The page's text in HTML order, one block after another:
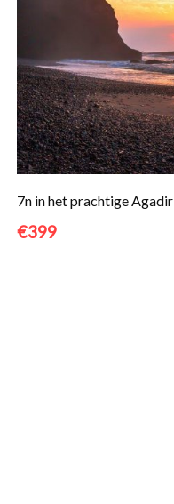
7n in het prachtige Agadir
€399